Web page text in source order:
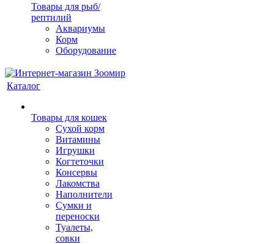
Товары для рыб/
рептилий
Аквариумы
Корм
Оборудование
Каталог
Товары для кошек
Cухой корм
Витамины
Игрушки
Когтеточки
Консервы
Лакомства
Наполнители
Сумки и
переноски
Туалеты,
совки